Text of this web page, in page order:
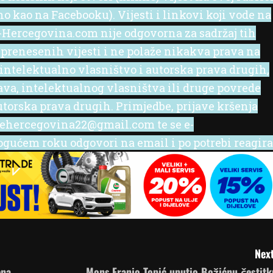
kao na Facebooku). Vijesti i linkovi koji vode na
nije odgovorna za sadržaj tih
vijesti i ne polaže nikakva prava na
vlasništvo i autorska prava drugih,
intelektualnog vlasništva ili druge povrede
prava drugih. Primjedbe, prijave kršenja
te se e-
roku odgovori na email i po potrebi